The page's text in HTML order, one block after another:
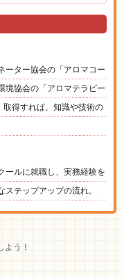
ーター協会の「アロマコー
境協会の「アロマテラピー
得すれば、知識や技術の
ールに就職し、実務経験を
テップアップの流れ。
よう！